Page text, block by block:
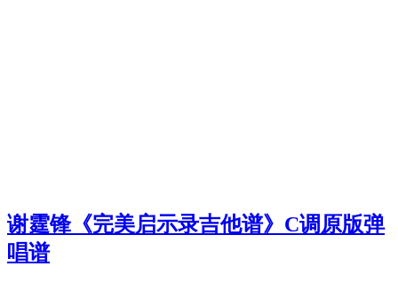
谢霆锋《完美启示录吉他谱》C调原版弹
唱谱